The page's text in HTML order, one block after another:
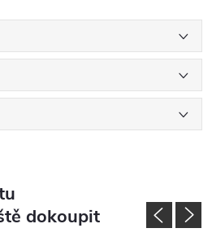
dokoupit